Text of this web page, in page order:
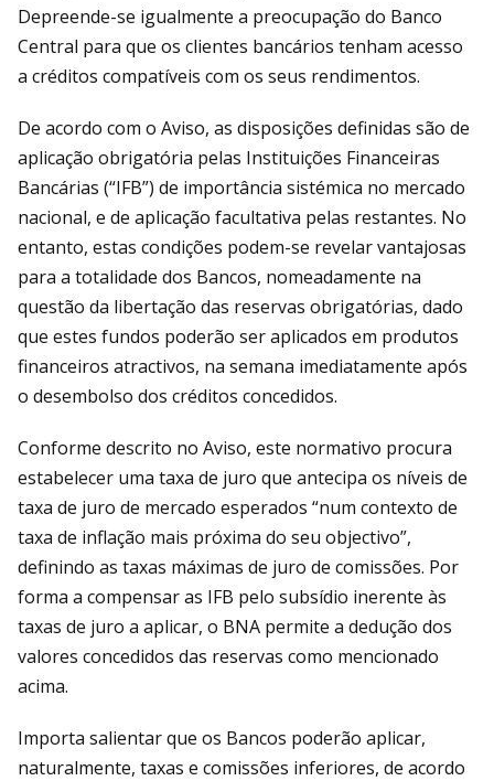
Depreende-se igualmente a preocupação do Banco
Central para que os clientes bancários tenham acesso
a créditos compatíveis com os seus rendimentos.
De acordo com o Aviso, as disposições definidas são de
aplicação obrigatória pelas Instituições Financeiras
Bancárias (“IFB”) de importância sistémica no mercado
nacional, e de aplicação facultativa pelas restantes. No
entanto, estas condições podem-se revelar vantajosas
para a totalidade dos Bancos, nomeadamente na
questão da libertação das reservas obrigatórias, dado
que estes fundos poderão ser aplicados em produtos
financeiros atractivos, na semana imediatamente após
o desembolso dos créditos concedidos.
Conforme descrito no Aviso, este normativo procura
estabelecer uma taxa de juro que antecipa os níveis de
taxa de juro de mercado esperados “num contexto de
taxa de inflação mais próxima do seu objectivo”,
definindo as taxas máximas de juro de comissões. Por
forma a compensar as IFB pelo subsídio inerente às
taxas de juro a aplicar, o BNA permite a dedução dos
valores concedidos das reservas como mencionado
acima.
Importa salientar que os Bancos poderão aplicar,
naturalmente, taxas e comissões inferiores, de acordo